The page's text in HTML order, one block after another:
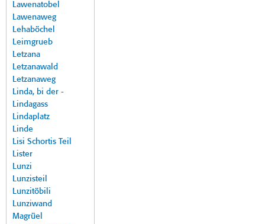
Lawenatobel
Lawenaweg
Lehaböchel
Leimgrueb
Letzana
Letzanawald
Letzanaweg
Linda, bi der -
Lindagass
Lindaplatz
Linde
Lisi Schortis Teil
Lister
Lunzi
Lunzisteil
Lunzitöbili
Lunziwand
Magrüel